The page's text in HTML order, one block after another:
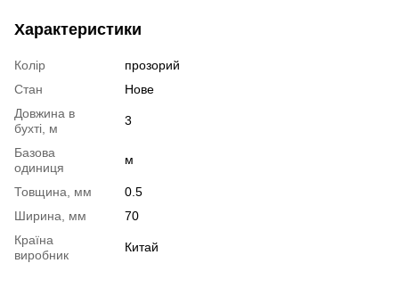
Характеристики
Колір
прозорий
Стан
Нове
Довжина в
бухті, м
3
Базова
одиниця
м
Товщина, мм
0.5
Ширина, мм
70
Країна
виробник
Китай